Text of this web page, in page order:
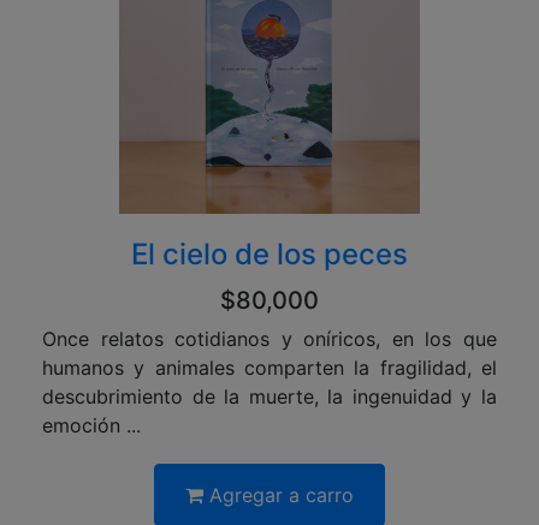
El cielo de los peces
$80,000
Once relatos cotidianos y oníricos, en los que
humanos y animales comparten la fragilidad, el
descubrimiento de la muerte, la ingenuidad y la
emoción ...
Agregar a carro